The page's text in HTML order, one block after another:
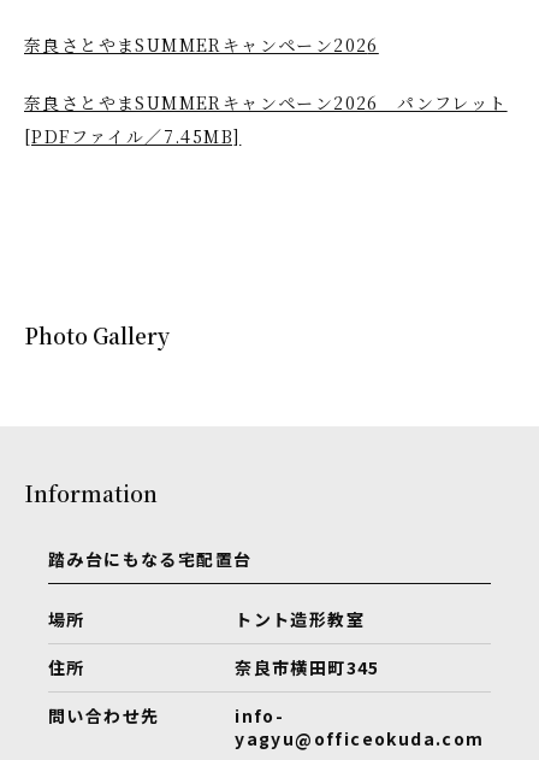
奈良さとやまSUMMERキャンペーン2026
奈良さとやまSUMMERキャンペーン2026 パンフレット
[PDFファイル／7.45MB]
Photo Gallery
Information
踏み台にもなる宅配置台
場所
トント造形教室
住所
奈良市横田町345
問い合わせ先
info-
yagyu@officeokuda.com